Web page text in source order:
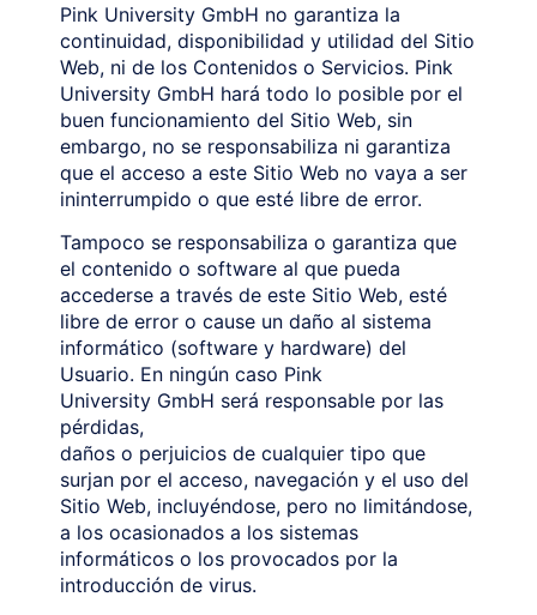
Pink University GmbH no garantiza la
continuidad, disponibilidad y utilidad del Sitio
Web, ni de los Contenidos o Servicios. Pink
University GmbH hará todo lo posible por el
buen funcionamiento del Sitio Web, sin
embargo, no se responsabiliza ni garantiza
que el acceso a este Sitio Web no vaya a ser
ininterrumpido o que esté libre de error.
Tampoco se responsabiliza o garantiza que
el contenido o software al que pueda
accederse a través de este Sitio Web, esté
libre de error o cause un daño al sistema
informático (software y hardware) del
Usuario. En ningún caso Pink
University GmbH será responsable por las
pérdidas,
daños o perjuicios de cualquier tipo que
surjan por el acceso, navegación y el uso del
Sitio Web, incluyéndose, pero no limitándose,
a los ocasionados a los sistemas
informáticos o los provocados por la
introducción de virus.